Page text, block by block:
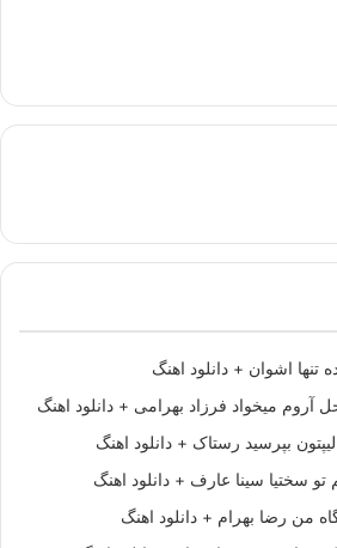
اشوان + دانلود اهنگ
آروم میخواد فرزاد بهرامی + دانلود اهنگ
لیپتون بپرسید رستاک + دانلود اهنگ
تو سختیا سینا عارف + دانلود اهنگ
من رضا بهرام + دانلود اهنگ